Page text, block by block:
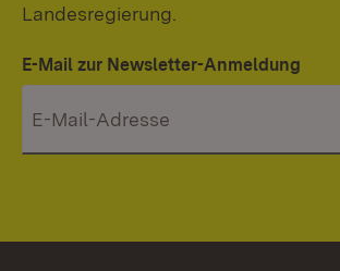
Landesregierung.
E-Mail zur Newsletter-Anmeldung